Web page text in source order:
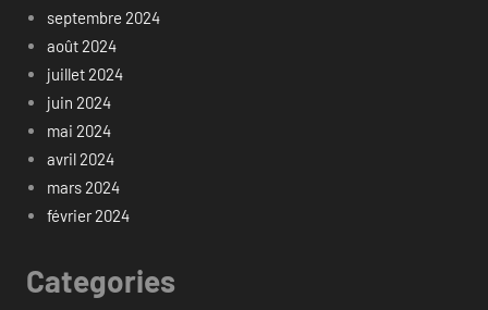
septembre 2024
août 2024
juillet 2024
juin 2024
mai 2024
avril 2024
mars 2024
février 2024
Categories